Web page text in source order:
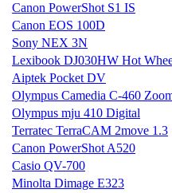
Canon PowerShot S1 IS
Canon EOS 100D
Sony NEX 3N
Lexibook DJ030HW Hot
Aiptek Pocket DV
Olympus Camedia C-460
Olympus mju 410 Digital
Terratec TerraCAM 2move 1.3
Canon PowerShot A520
Casio QV-700
Minolta Dimage E323